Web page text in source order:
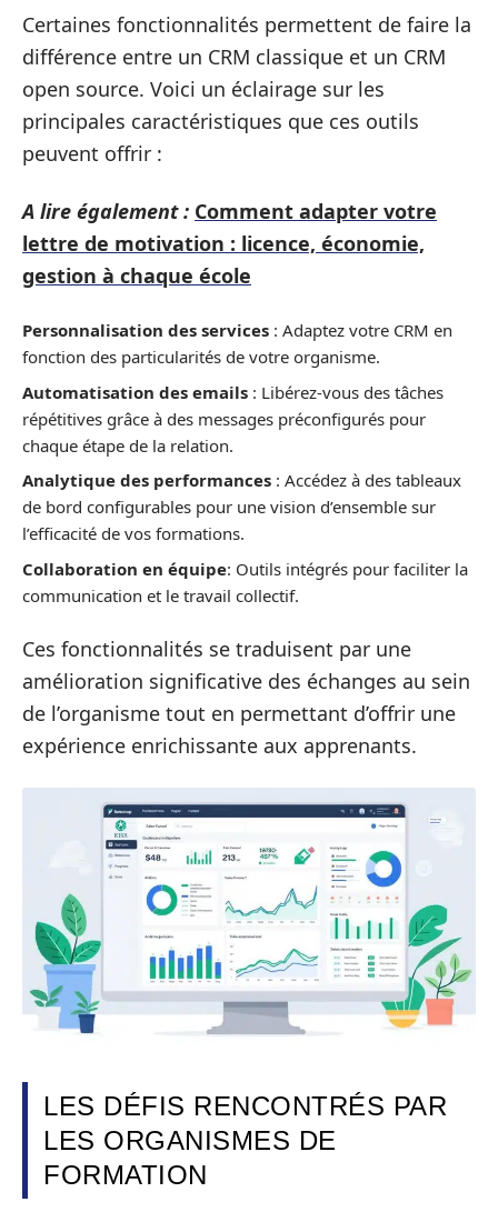
Certaines fonctionnalités permettent de faire la
différence entre un CRM classique et un CRM
open source. Voici un éclairage sur les
principales caractéristiques que ces outils
peuvent offrir :
A lire également : Comment adapter votre
lettre de motivation : licence, économie,
gestion à chaque école
Personnalisation des services : Adaptez votre CRM en
fonction des particularités de votre organisme.
Automatisation des emails : Libérez-vous des tâches
répétitives grâce à des messages préconfigurés pour
chaque étape de la relation.
Analytique des performances : Accédez à des tableaux
de bord configurables pour une vision d’ensemble sur
l’efficacité de vos formations.
Collaboration en équipe: Outils intégrés pour faciliter la
communication et le travail collectif.
Ces fonctionnalités se traduisent par une
amélioration significative des échanges au sein
de l’organisme tout en permettant d’offrir une
expérience enrichissante aux apprenants.
LES DÉFIS RENCONTRÉS PAR
LES ORGANISMES DE
FORMATION